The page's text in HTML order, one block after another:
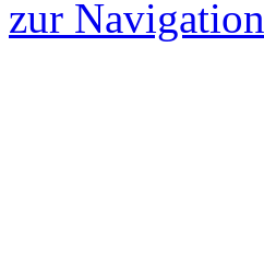
zur Navigation